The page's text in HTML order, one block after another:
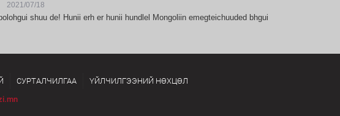
2021/07/18
shuu de! Hunii erh er hunii hundlel Mongoliin emegteichuuded bhgui
СУРТАЛЧИЛГАА
ҮЙЛЧИЛГЭЭНИЙ НӨХЦӨЛ